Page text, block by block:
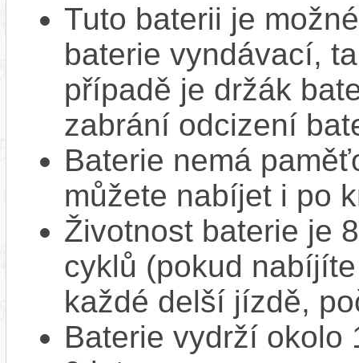
Tuto baterii je
baterie vyndávací,
případě je držák
zabrání odcizení
Baterie nemá
můžete nabíjet i po
Životnost baterie je
cyklů (pokud
každé delší jízdě,
Baterie vydrží okolo